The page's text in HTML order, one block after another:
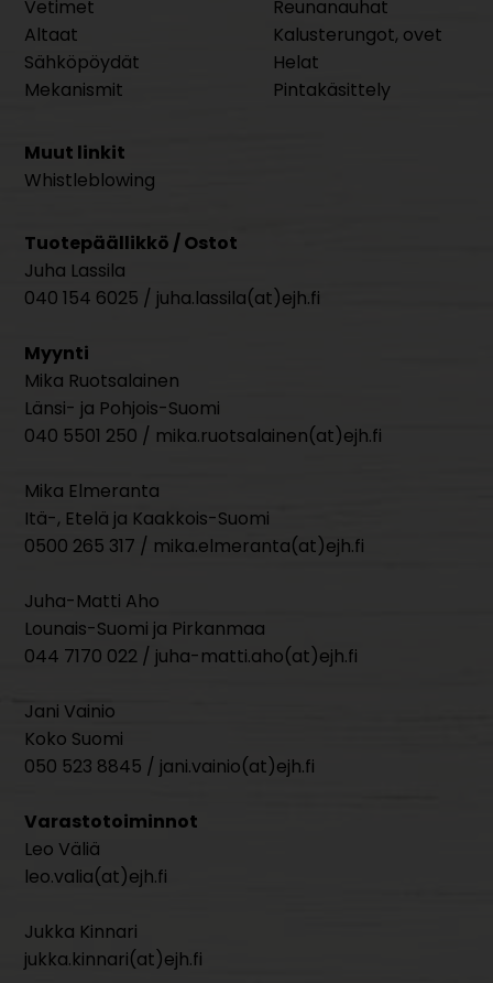
Vetimet
Altaat
Sähköpöydät
Mekanismit
Reunanauhat
Kalusterungot, ovet
Helat
Pintakäsittely
Muut linkit
Whistleblowing
Tuotepäällikkö / Ostot
Juha Lassila
040 154 6025 / juha.lassila(at)ejh.fi
Myynti
Mika Ruotsalainen
Länsi- ja Pohjois-Suomi
040 5501 250 / mika.ruotsalainen(at)ejh.fi
Mika Elmeranta
Itä-, Etelä ja Kaakkois-Suomi
0500 265 317 / mika.elmeranta(at)ejh.fi
Juha-Matti Aho
Lounais-Suomi ja Pirkanmaa
044 7170 022 / juha-matti.aho(at)ejh.fi
Jani Vainio
Koko Suomi
050 523 8845 / jani.vainio(at)ejh.fi
Varastotoiminnot
Leo Väliä
leo.valia(at)ejh.fi
Jukka Kinnari
jukka.kinnari(at)ejh.fi